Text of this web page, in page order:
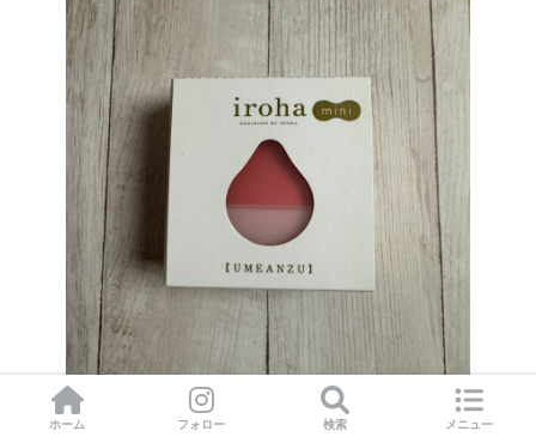
セルフプレジャーアイテムって、海外ブランドのものが多
ホーム フォロー 検索 メニュー